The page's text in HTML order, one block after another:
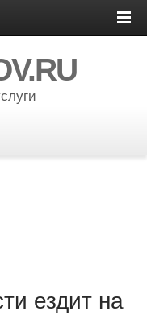
ездит на